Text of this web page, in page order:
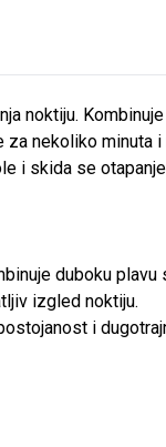
noktiju.
nekoliko
i skida se
duboku
izgled noktiju.
i